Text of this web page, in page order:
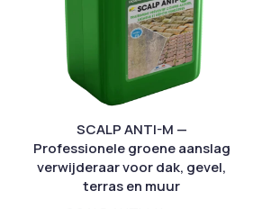
SCALP ANTI-M —
Professionele groene aanslag
verwijderaar voor dak, gevel,
terras en muur